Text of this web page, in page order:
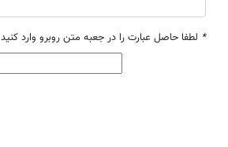
* لطفا حاصل عبارت را در جعبه متن روبرو وارد کنید